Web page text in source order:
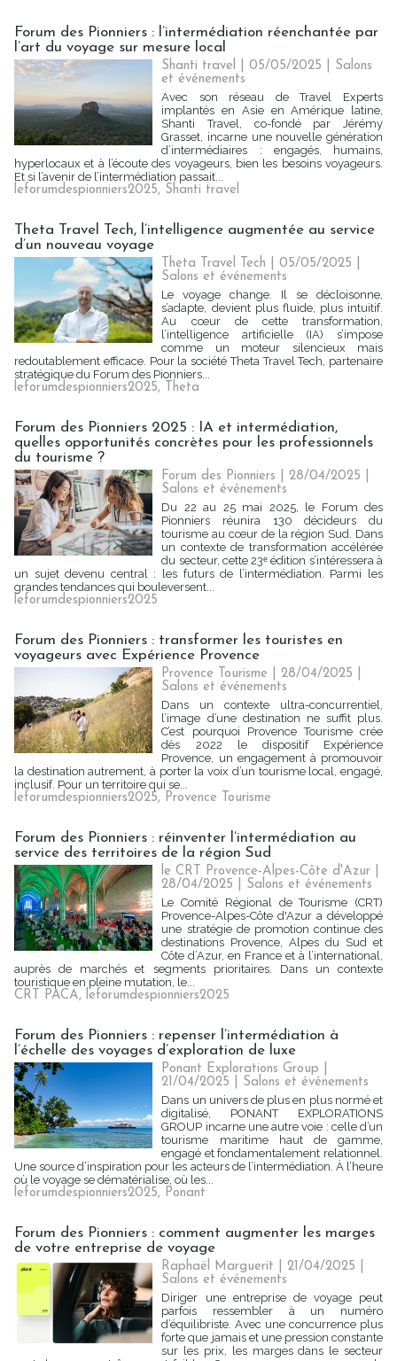
Forum des Pionniers : l’intermédiation réenchantée par
l’art du voyage sur mesure local
Shanti travel | 05/05/2025
Salons
et événements
Avec son réseau de Travel Experts
implantés en Asie en Amérique latine,
Shanti Travel, co-fondé par Jérémy
Grasset, incarne une nouvelle génération
d’intermédiaires : engagés, humains,
hyperlocaux et à l’écoute des voyageurs, bien les besoins voyageurs.
Et si l’avenir de l’intermédiation passait...
leforumdespionniers2025, Shanti travel
Theta Travel Tech, l’intelligence augmentée au service
d’un nouveau voyage
Theta Travel Tech | 05/05/2025
Salons et événements
Le voyage change. Il se décloisonne,
s’adapte, devient plus fluide, plus intuitif.
Au cœur de cette transformation,
l’intelligence artificielle (IA) s’impose
comme un moteur silencieux mais
redoutablement efficace. Pour la société Theta Travel Tech, partenaire
stratégique du Forum des Pionniers...
leforumdespionniers2025, Theta
Forum des Pionniers 2025 : IA et intermédiation,
quelles opportunités concrètes pour les professionnels
du tourisme ?
Forum des Pionniers | 28/04/2025
Salons et événements
Du 22 au 25 mai 2025, le Forum des
Pionniers réunira 130 décideurs du
tourisme au cœur de la région Sud. Dans
un contexte de transformation accélérée
du secteur, cette 23ᵉ édition s’intéressera à
un sujet devenu central : les futurs de l’intermédiation. Parmi les
grandes tendances qui bouleversent...
leforumdespionniers2025
Forum des Pionniers : transformer les touristes en
voyageurs avec Expérience Provence
Provence Tourisme | 28/04/2025
Salons et événements
Dans un contexte ultra-concurrentiel,
l’image d’une destination ne suffit plus.
C’est pourquoi Provence Tourisme crée
dès 2022 le dispositif Expérience
Provence, un engagement à promouvoir
la destination autrement, à porter la voix d’un tourisme local, engagé,
inclusif. Pour un territoire qui se...
leforumdespionniers2025, Provence Tourisme
Forum des Pionniers : réinventer l’intermédiation au
service des territoires de la région Sud
le CRT Provence-Alpes-Côte d'Azur |
28/04/2025
Salons et événements
Le Comité Régional de Tourisme (CRT)
Provence-Alpes-Côte d'Azur a développé
une stratégie de promotion continue des
destinations Provence, Alpes du Sud et
Côte d’Azur, en France et à l’international,
auprès de marchés et segments prioritaires. Dans un contexte
touristique en pleine mutation, le...
CRT PACA, leforumdespionniers2025
Forum des Pionniers : repenser l’intermédiation à
l’échelle des voyages d’exploration de luxe
Ponant Explorations Group |
21/04/2025
Salons et événements
Dans un univers de plus en plus normé et
digitalisé, PONANT EXPLORATIONS
GROUP incarne une autre voie : celle d’un
tourisme maritime haut de gamme,
engagé et fondamentalement relationnel.
Une source d’inspiration pour les acteurs de l’intermédiation. À l’heure
où le voyage se dématérialise, où les...
leforumdespionniers2025, Ponant
Forum des Pionniers : comment augmenter les marges
de votre entreprise de voyage
Raphaël Marguerit | 21/04/2025
Salons et événements
Diriger une entreprise de voyage peut
parfois ressembler à un numéro
d’équilibriste. Avec une concurrence plus
forte que jamais et une pression constante
sur les prix, les marges dans le secteur